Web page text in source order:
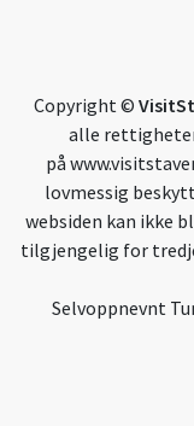
Copyright ©
alle
på
lovmessig
websiden kan ikke
tilgjengelig for
Selvoppnevnt